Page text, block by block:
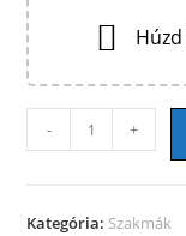
bögre
mennyiség
- +
Kategória: Szakmák